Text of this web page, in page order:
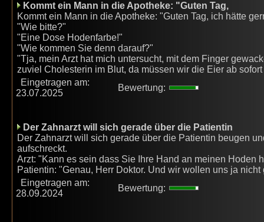
Kommt ein Mann in die Apotheke: "Guten Tag,
Kommt ein Mann in die Apotheke: "Guten Tag, ich hätte
"Wie bitte?"
"Eine Dose Hodenfarbe!"
"Wie kommen Sie denn darauf?"
"Tja, mein Arzt hat mich untersucht, mit dem Finger
zuviel Cholesterin im Blut, da müssen wir die Eier ab
Eingetragen am:
23.07.2025
Bewertung:
Der Zahnarzt will sich gerade über die Patientin
Der Zahnarzt will sich gerade über die Patientin beugen
aufschreckt.
Arzt: "Kann es sein dass Sie Ihre Hand an meinen Hoden
Patientin: "Genau, Herr Doktor. Und wir wollen uns ja
Eingetragen am:
28.09.2024
Bewertung: